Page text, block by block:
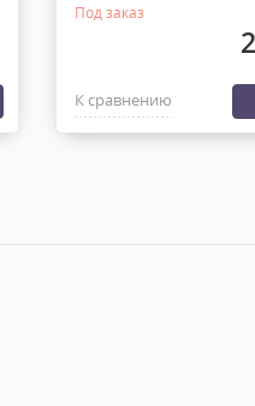
Под заказ
К сравнению